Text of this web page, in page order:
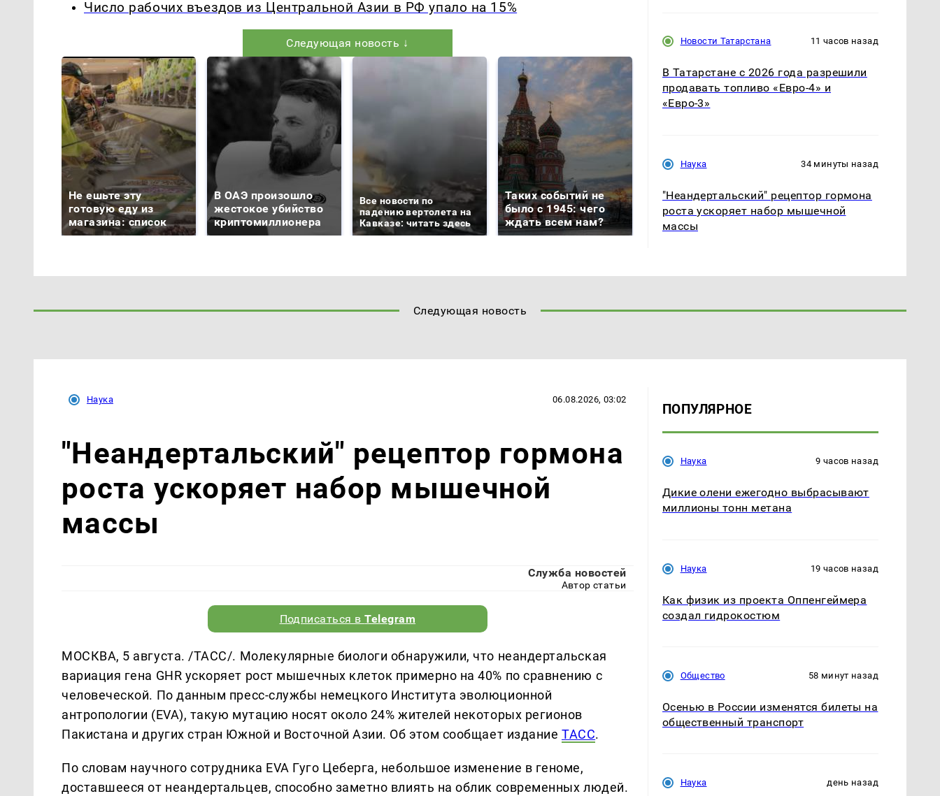
Число рабочих въездов из Центральной Азии в РФ упало на 15%
Следующая новость ↓
Не ешьте эту
готовую еду из
магазина: список
В ОАЭ произошло
жестокое убийство
криптомиллионера
Все новости по
падению вертолета на
Кавказе: читать здесь
Таких событий не
было с 1945: чего
ждать всем нам?
В магазинах России
ажиотаж из-за этого
продукта: что купить?
полицейскую
машину напали и
Новости Татарстана 11 часов назад
В Татарстане с 2026 года разрешили
продавать топливо «Евро-4» и
«Евро-3»
Наука 34 минуты назад
"Неандертальский" рецептор гормона
роста ускоряет набор мышечной
массы
Следующая новость
Наука 06.08.2026, 03:02
"Неандертальский" рецептор гормона
роста ускоряет набор мышечной
массы
Служба новостей
Автор статьи
Подписаться вTelegram
МОСКВА, 5 августа. /ТАСС/. Молекулярные биологи обнаружили, что неандертальская
вариация гена GHR ускоряет рост мышечных клеток примерно на 40% по сравнению с
человеческой. По данным пресс-службы немецкого Института эволюционной
антропологии (EVA), такую мутацию носят около 24% жителей некоторых регионов
Пакистана и других стран Южной и Восточной Азии. Об этом сообщает издание ТАСС.
По словам научного сотрудника EVA Гуго Цеберга, небольшое изменение в геноме,
доставшееся от неандертальцев, способно заметно влиять на облик современных людей.
ПОПУЛЯРНОЕ
Наука 9 часов назад
Дикие олени ежегодно выбрасывают
миллионы тонн метана
Наука 19 часов назад
Как физик из проекта Оппенгеймера
создал гидрокостюм
Общество 58 минут назад
Осенью в России изменятся билеты на
общественный транспорт
Наука день назад